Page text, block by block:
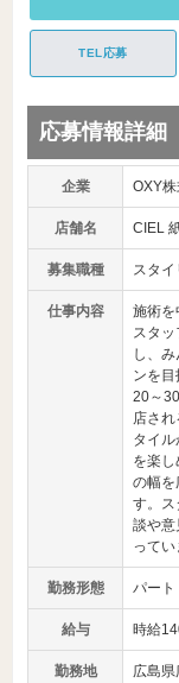
TEL応募
応募情報詳細
企業 OXY
店舗名 CIEL
募集職種 スタイ
仕事内容
施術を
スタ
し、
ンを目
20～
店さ
タイ
を楽
の幅を
す。ス
談や意
ってい
勤務形態 パート
給与 時給
勤務地 広島